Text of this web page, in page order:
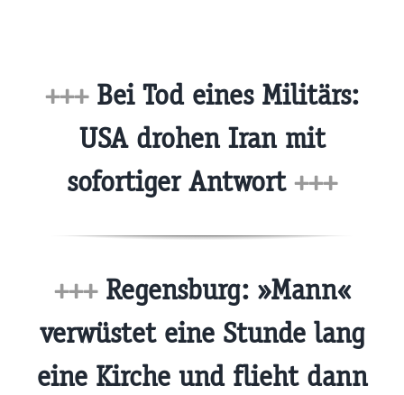
+++Bei Tod eines Militärs:
USA drohen Iran mit
sofortiger Antwort +++
+++Regensburg: »Mann«
verwüstet eine Stunde lang
eine Kirche und flieht dann